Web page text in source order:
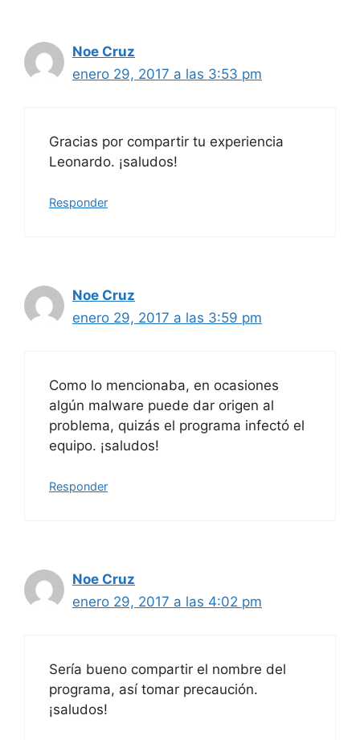
Noe Cruz
enero 29, 2017 a las 3:53 pm
Gracias por compartir tu experiencia
Leonardo. ¡saludos!
Responder
Noe Cruz
enero 29, 2017 a las 3:59 pm
Como lo mencionaba, en ocasiones
algún malware puede dar origen al
problema, quizás el programa infectó el
equipo. ¡saludos!
Responder
Noe Cruz
enero 29, 2017 a las 4:02 pm
Sería bueno compartir el nombre del
programa, así tomar precaución.
¡saludos!